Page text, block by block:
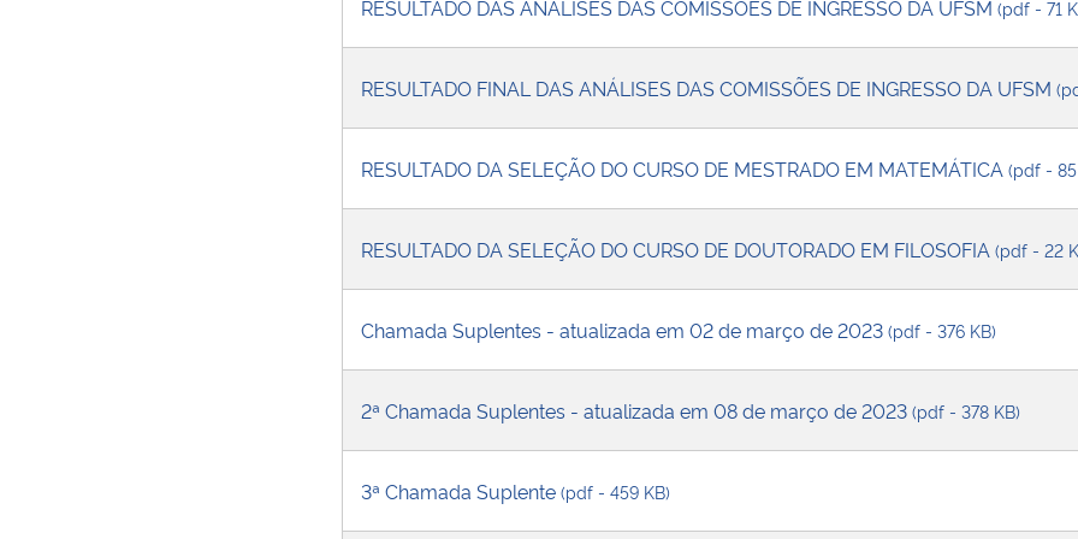
RESULTADO DAS ANÁLISES DAS COMISSÕES DE INGRESSO DA UFSM (pdf - 71
RESULTADO FINAL DAS ANÁLISES DAS COMISSÕES DE INGRESSO DA UFSM
RESULTADO DA SELEÇÃO DO CURSO DE MESTRADO EM MATEMÁTICA (pdf -
RESULTADO DA SELEÇÃO DO CURSO DE DOUTORADO EM FILOSOFIA (pdf - 22
Chamada Suplentes - atualizada em 02 de março de 2023 (pdf - 376 KB)
2ª Chamada Suplentes - atualizada em 08 de março de 2023 (pdf - 378 KB)
3ª Chamada Suplente (pdf - 459 KB)